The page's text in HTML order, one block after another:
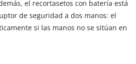
el recortasetos con batería está
de seguridad a dos manos: el
si las manos no se sitúan en